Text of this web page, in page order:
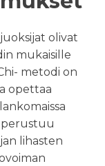
olivat
mukaisille
metodi on
opettaa
perustuu
lihasten